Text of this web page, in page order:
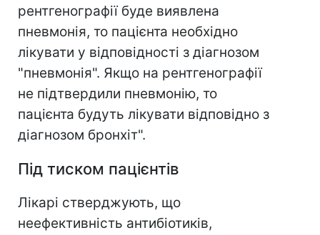
рентгенографії буде виявлена
пневмонія, то пацієнта необхідно
лікувати у відповідності з діагнозом
"пневмонія". Якщо на рентгенографії
не підтвердили пневмонію, то
пацієнта будуть лікувати відповідно з
діагнозом бронхіт".
Під тиском пацієнтів
Лікарі стверджують, що
неефективність антибіотиків,